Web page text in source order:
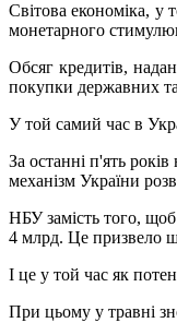
Світова економіка, у
монетарного
Обсяг кредитів,
покупки державних
У той самий час в
За останні п'ять
механізм України
НБУ замість того,
4 млрд. Це призвело
І це у той час як
При цьому у травні